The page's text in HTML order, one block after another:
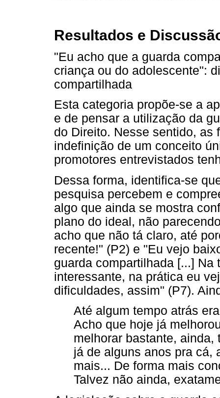
Resultados e
"Eu acho que a guarda
criança ou do adolescente":
compartilhada
Esta categoria propõe-se a
e de pensar a utilização da
do Direito. Nesse sentido, as
indefinição de um conceito
promotores entrevistados
Dessa forma, identifica-se
pesquisa percebem e
algo que ainda se mostra
plano do ideal, não
acho que não tá claro, até
recente!" (P2) e "Eu vejo
guarda compartilhada [...]
interessante, na prática eu
dificuldades, assim" (P7).
Até algum tempo atrás
Acho que hoje já
melhorar bastante,
já de alguns anos pra cá,
mais... De forma mais
Talvez não ainda,